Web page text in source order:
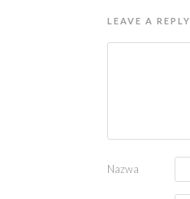
LEAVE A REPLY
Nazwa